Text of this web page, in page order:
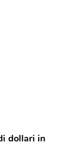
dollari in